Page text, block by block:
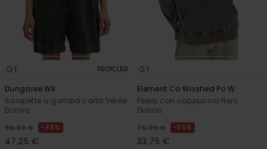
1 RECYCLED
Dungaree Wk
Salopette a gamba corta Verde
Donna
90,00 € 48%
47,25 €
1
Element Co Washed Po W
Felpa con cappuccio Nero
Donna
75,00 € 55%
33,75 €